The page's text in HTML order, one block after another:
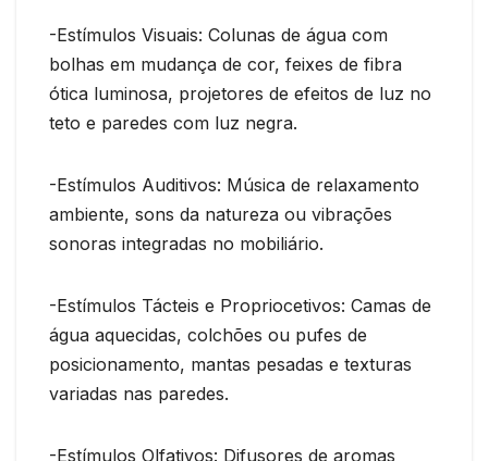
-Estímulos Visuais: Colunas de água com
bolhas em mudança de cor, feixes de fibra
ótica luminosa, projetores de efeitos de luz no
teto e paredes com luz negra.
-Estímulos Auditivos: Música de relaxamento
ambiente, sons da natureza ou vibrações
sonoras integradas no mobiliário.
-Estímulos Tácteis e Propriocetivos: Camas de
água aquecidas, colchões ou pufes de
posicionamento, mantas pesadas e texturas
variadas nas paredes.
-Estímulos Olfativos: Difusores de aromas